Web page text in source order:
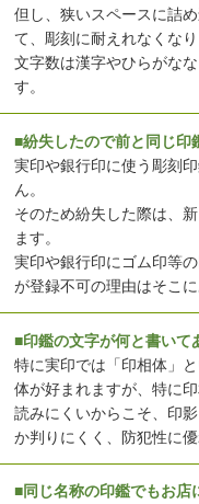
但し、狭いスペースに詰
て、彫刻に耐えれなくなり
文字数は漢字やひらがな
す。
■紛失したので前と同じ印
実印や銀行印に使う彫刻
ん。
そのため紛失した際は、
ます。
実印や銀行印にゴム印等
が登録不可の理由はそこに
■印鑑の文字が何と書いて
特に実印では「印相体」
体が好まれますが、特に
読みにくいからこそ、印
か判りにくく、防犯性に
■同じ名称の印鑑でもお店